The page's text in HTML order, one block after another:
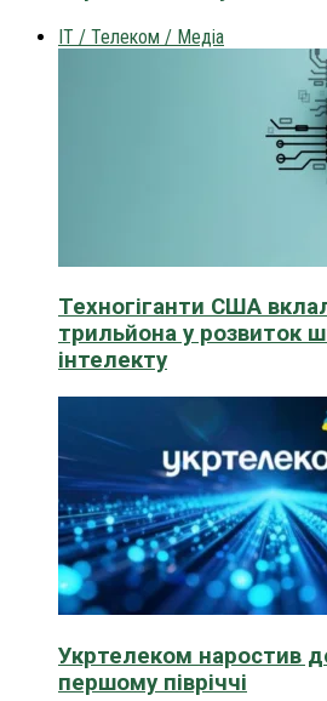
IT / Телеком / Медіа
Техногіганти США
трильйона у розвиток
інтелекту
Укртелеком наростив
першому півріччі